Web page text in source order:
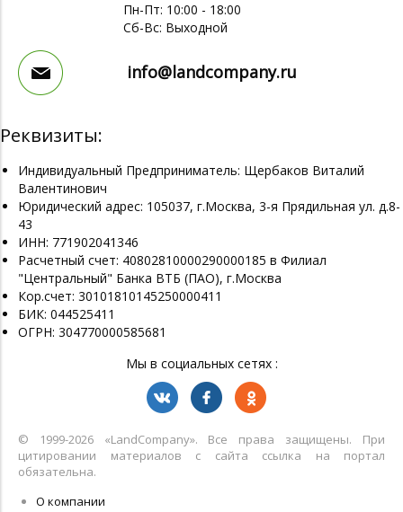
Пн-Пт: 10:00 - 18:00
Сб-Вс: Выходной
info@landcompany.ru
Реквизиты:
Индивидуальный Предприниматель: Щербаков Виталий
Валентинович
Юридический адрес: 105037, г.Москва, 3-я Прядильная ул. д.8-
43
ИНН: 771902041346
Расчетный счет: 40802810000290000185 в Филиал
"Центральный" Банка ВТБ (ПАО), г.Москва
Кор.счет: 30101810145250000411
БИК: 044525411
ОГРН: 304770000585681
Мы в социальных сетях :
© 1999-2026 «LandСompany». Все права защищены. При
цитировании материалов с сайта ссылка на портал
обязательна.
О компании